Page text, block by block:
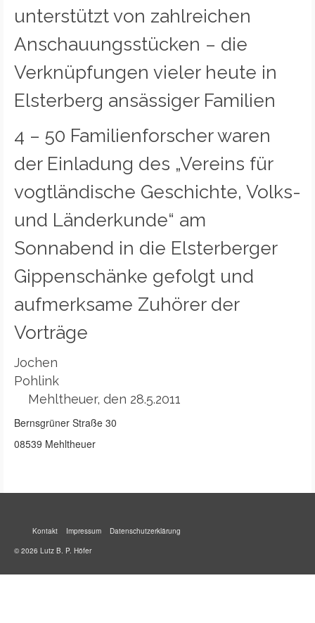
unterstützt von zahlreichen
Anschauungsstücken – die
Verknüpfungen vieler heute in
Elsterberg ansässiger Familien
4 – 50 Familienforscher waren
der Einladung des „Vereins für
vogtländische Geschichte, Volks-
und Länderkunde“ am
Sonnabend in die Elsterberger
Gippenschänke gefolgt und
aufmerksame Zuhörer der
Vorträge
Jochen
Mehltheuer, den 28.5.2011
Bernsgrüner Straße 30
08539 Mehltheuer
Kontakt Impressum
Datenschutzerklärung
© 2026 Lutz B. P. Höfer